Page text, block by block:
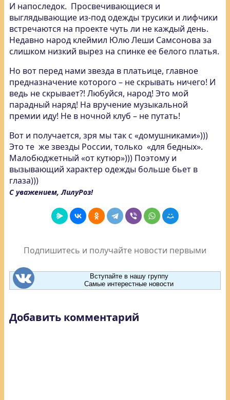
И напоследок. Просвечивающиеся и
выглядывающие из-под одежды трусики и лифчики
встречаются на проекте чуть ли не каждый день.
Недавно народ клеймил Юлю Леши Самсонова за
слишком низкий вырез на спинке ее белого платья.
Но вот перед нами звезда в платьице, главное
предназначение которого – не скрывать ничего! И
ведь не скрывает?! Любуйся, народ! Это мой
парадный наряд! На вручение музыкальной
премии иду! Не в ночной клуб – не путать!
Вот и получается, зря мы так с «домушниками»)))
Это те же звезды России, только «для бедных».
Малобюджетный «от кутюр»))) Поэтому и
вызывающий характер одежды больше бьет в
глаза)))
С уважением, ЛилуРоз!
Подпишитесь и получайте новости первыми
Вступайте в нашу группу
Самые интерестные новости
Добавить комментарий